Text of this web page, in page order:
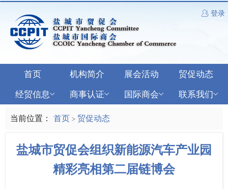
登录
首页 机构简介 展会活动
贸促动态
经贸信息
商事认证 国际商会 联系我们
当前位置： 首页 > 贸促动态
盐城市贸促会组织新能源汽车产业园
精彩亮相第二届链博会